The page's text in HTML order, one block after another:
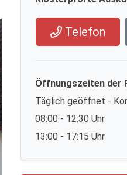
Telefon
Öffnungszeiten der
Täglich geöffnet -
08:00 - 12:30 Uhr
13:00 - 17:15 Uhr